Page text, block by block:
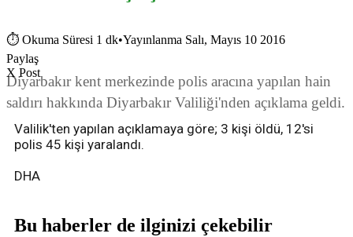
⏱ Okuma Süresi 1 dk•Yayınlanma Salı, Mayıs 10 2016
Paylaş
X Post
Diyarbakır kent merkezinde polis aracına yapılan hain
saldırı hakkında Diyarbakır Valiliği'nden açıklama geldi.
Valilik'ten yapılan açıklamaya göre; 3 kişi öldü, 12'si
polis 45 kişi yaralandı.
DHA
Bu haberler de ilginizi çekebilir